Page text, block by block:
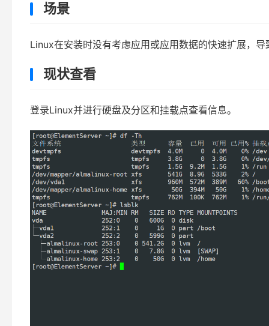
场景
Linux在安装时没有考虑应用或应用数据的快速扩展，
现状查看
登录Linux并进行硬盘及分区和挂载点查看信息。